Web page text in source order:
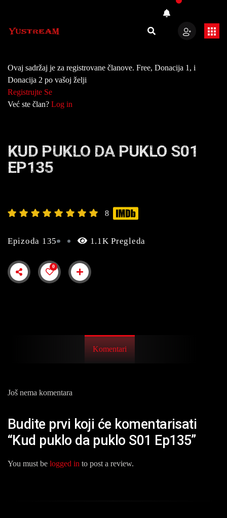
Ovaj sadržaj je za registrovane članove. Free, Donacija 1, i
Donacija 2 po vašoj želji
Registrujte Se
Već ste član? Log in
KUD PUKLO DA PUKLO S01
EP135
8
Epizoda 135 1.1K Pregleda
0
Komentari
Još nema komentara
Budite prvi koji će komentarisati
“Kud puklo da puklo S01 Ep135”
You must be logged in to post a review.